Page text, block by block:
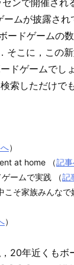
ムが披露され
ードゲームの
こに，この新
ドゲームでし
索しただけで
）
at home （記
ームで実践 （記
そ家族みんなで
）
20年近くもボ